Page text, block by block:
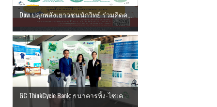
Dow ปลุกพลังเยาวชนนักวิทย์ ร่วมคิดค...
GC ThinkCycle Bank: ธนาคารทิ้ง-ไซเค...